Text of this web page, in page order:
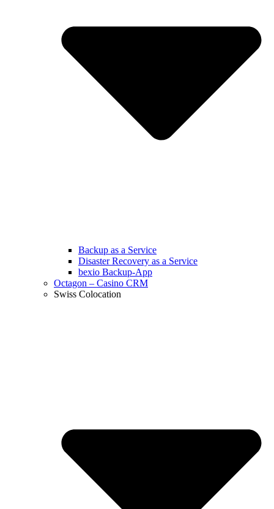
Backup as a Service
Disaster Recovery as a Service
bexio Backup-App
Octagon – Casino CRM
Swiss Colocation